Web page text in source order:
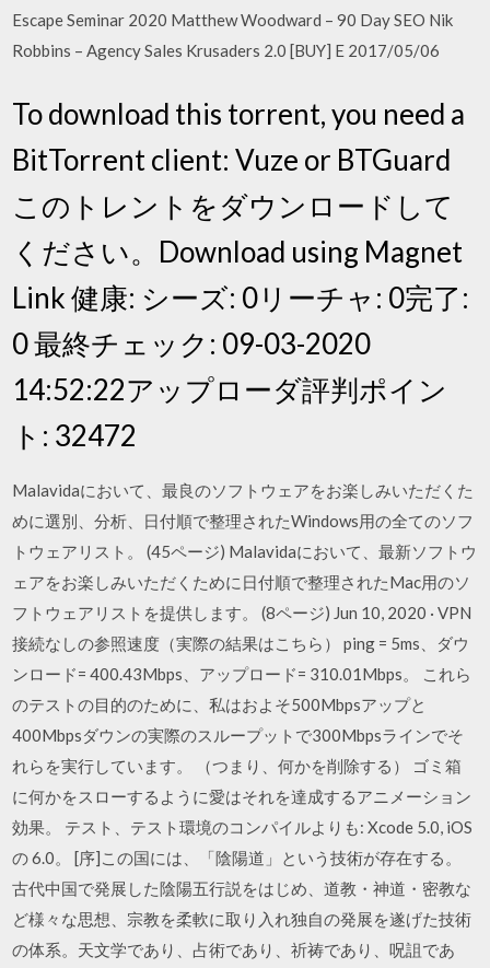
Escape Seminar 2020 Matthew Woodward – 90 Day SEO Nik
Robbins – Agency Sales Krusaders 2.0 [BUY] E 2017/05/06
To download this torrent, you need a
BitTorrent client: Vuze or BTGuard
このトレントをダウンロードして
ください。Download using Magnet
Link 健康: シーズ: 0リーチャ: 0完了:
0 最終チェック: 09-03-2020
14:52:22アップローダ評判ポイン
ト: 32472
Malavidaにおいて、最良のソフトウェアをお楽しみいただくた
めに選別、分析、日付順で整理されたWindows用の全てのソフ
トウェアリスト。 (45ページ) Malavidaにおいて、最新ソフトウ
ェアをお楽しみいただくために日付順で整理されたMac用のソ
フトウェアリストを提供します。 (8ページ) Jun 10, 2020 · VPN
接続なしの参照速度（実際の結果はこちら） ping = 5ms、ダウ
ンロード= 400.43Mbps、アップロード= 310.01Mbps。 これら
のテストの目的のために、私はおよそ500Mbpsアップと
400Mbpsダウンの実際のスループットで300Mbpsラインでそ
れらを実行しています。 （つまり、何かを削除する） ゴミ箱
に何かをスローするように愛はそれを達成するアニメーション
効果。 テスト、テスト環境のコンパイルよりも: Xcode 5.0, iOS
の 6.0。 [序]この国には、「陰陽道」という技術が存在する。
古代中国で発展した陰陽五行説をはじめ、道教・神道・密教な
ど様々な思想、宗教を柔軟に取り入れ独自の発展を遂げた技術
の体系。天文学であり、占術であり、祈祷であり、呪詛であ